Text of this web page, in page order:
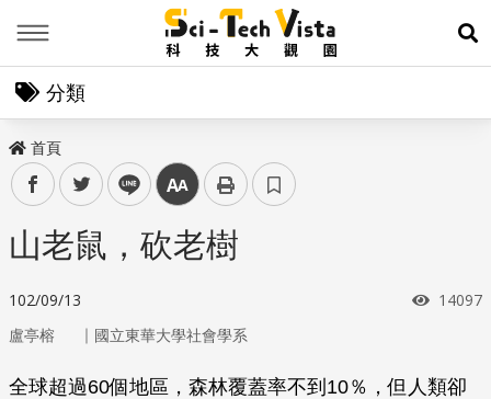
展
分類
首頁
facebooktwitter line 中
山老鼠，砍老樹
102/09/13 瀏覽次
14097
盧亭榕 ｜ 國立東華大學社會學系
全球超過60個地區，森林覆蓋率不到10％，但人類卻